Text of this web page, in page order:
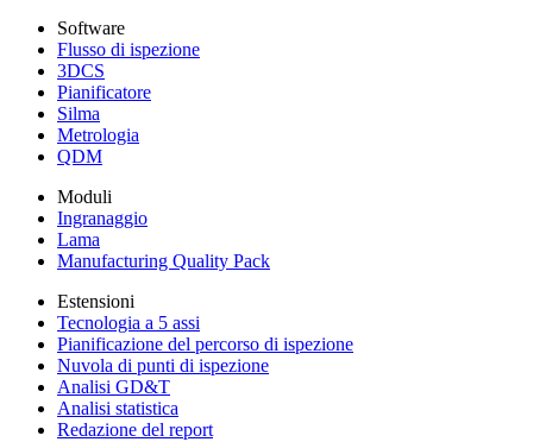
Software
Flusso di ispezione
3DCS
Pianificatore
Silma
Metrologia
QDM
Moduli
Ingranaggio
Lama
Manufacturing Quality Pack
Estensioni
Tecnologia a 5 assi
Pianificazione del percorso di ispezione
Nuvola di punti di ispezione
Analisi GD&T
Analisi statistica
Redazione del report